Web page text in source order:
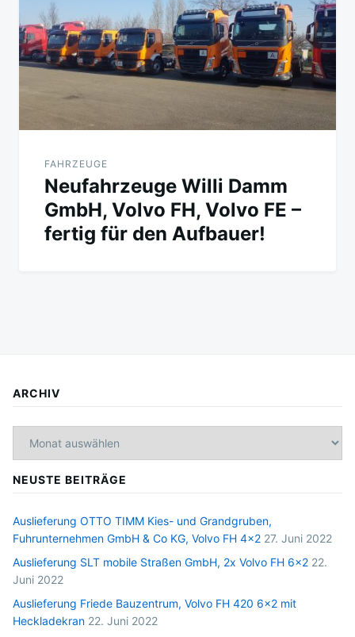
FAHRZEUGE
Neufahrzeuge Willi Damm
GmbH, Volvo FH, Volvo FE –
fertig für den Aufbauer!
ARCHIV
NEUSTE BEITRÄGE
Auslieferung OTTO TIMM Kies- und Grandgruben,
Fuhrunternehmen GmbH & Co KG, Volvo FH 4×2 27. Juni 2022
Auslieferung SLT mobile Straßen GmbH, 2x Volvo FH 6×2 22.
Juni 2022
Auslieferung Friede Bauzentrum, Volvo FH 420 6×2 mit
Heckladekran 22. Juni 2022